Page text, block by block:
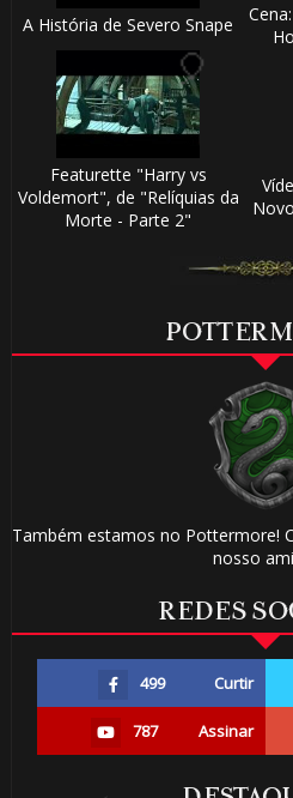
A História de Severo Snape
Featurette "Harry vs
Voldemort", de "Relíquias da
Morte - Parte 2"
Também estamos no Pottermore!
nosso
REDES
499 Curtir
787 Assinar
🎈
🎈
⚡